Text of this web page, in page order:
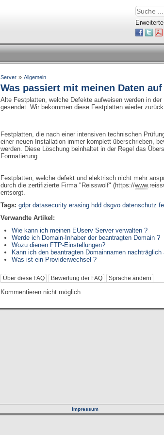
Server » Allgemein
Was passiert mit meinen Daten
Alte Festplatten, welche Defekte aufweisen werden in
gesendet. Wir bekommen diese Festplatten wieder
Festplatten, die nach einer intensiven technischen
einer neuen Installation immer komplett überschrieben,
werden. Diese Löschung beinhaltet in der Regel das
Formatierung.
Festplatten, welche defekt und elektrisch nicht mehr
durch die zertifizierte Firma "Reisswolf" (https://www
entsorgt.
Tags: gdpr datasecurity erasing hdd dsgvo datenschutz
Verwandte Artikel:
Wie kann ich meinen EUserv Server verwalten ?
Werde ich Domain-Inhaber der beantragten Domain ?
Wozu dienen FTP-Einstellungen?
Kann ich den beantragten Domainnamen nachträglich
Was ist ein Providerwechsel ?
Über diese FAQ Bewertung der FAQ Sprache ändern
Kommentieren nicht möglich
Impressum